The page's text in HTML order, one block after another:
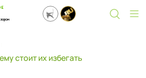
стоит их избегать